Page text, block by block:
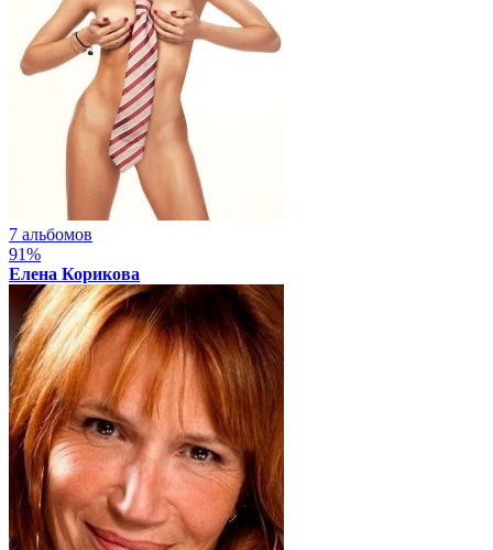
7 альбомов
91%
Елена Корикова